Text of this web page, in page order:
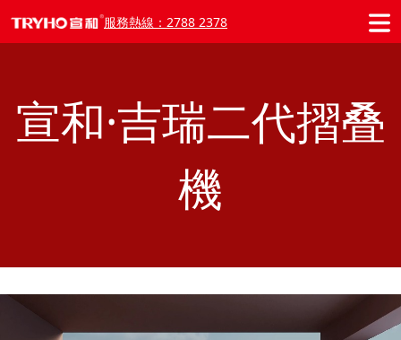
服務熱線：2788 2378
宣和·吉瑞二代摺叠
機